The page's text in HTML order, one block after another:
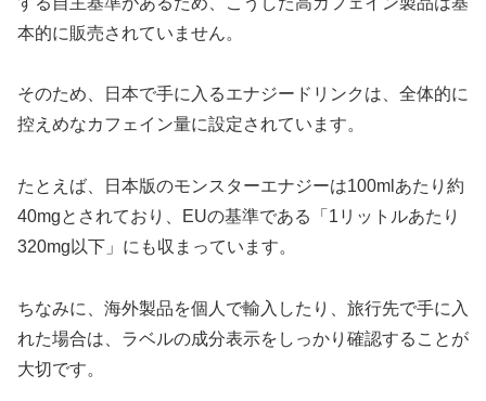
本的に販売されていません。
そのため、日本で手に入るエナジードリンクは、全体的に
控えめなカフェイン量に設定されています。
たとえば、日本版のモンスターエナジーは100mlあたり約
40mgとされており、EUの基準である「1リットルあたり
320mg以下」にも収まっています。
ちなみに、海外製品を個人で輸入したり、旅行先で手に入
れた場合は、ラベルの成分表示をしっかり確認することが
大切です。